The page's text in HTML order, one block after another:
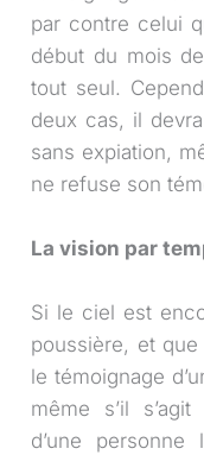
par contre celui
début du mois
tout seul.
deux cas, il
sans expiation,
ne refuse son
La vision par
Si le ciel est
poussière, et
le témoignage
même s’il
d’une